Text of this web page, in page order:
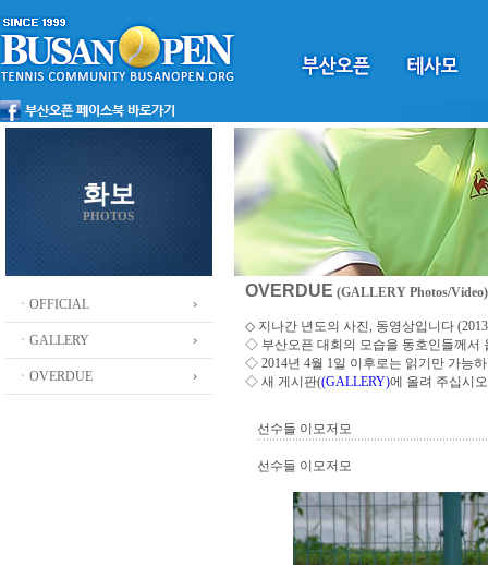
화보
PHOTOS
ㆍOFFICIAL
ㆍGALLERY
ㆍOVERDUE
OVERDUE (GALLERY Photos/Video)
◇ 지나간 년도의 사진, 동영상입니다
◇ 부산오픈 대회의 모습을 동호인들께서
◇ 2014년 4월 1일 이후로는 읽기만 가능
◇ 새 게시판((GALLERY)에 올려 주십시오
선수들 이모저모
선수들 이모저모